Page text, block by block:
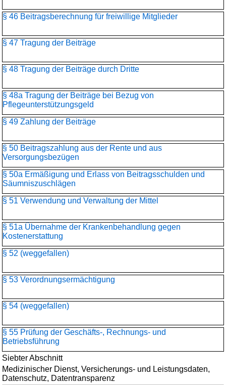
§ 46 Beitragsberechnung für freiwillige Mitglieder
§ 47 Tragung der Beiträge
§ 48 Tragung der Beiträge durch Dritte
§ 48a Tragung der Beiträge bei Bezug von
Pflegeunterstützungsgeld
§ 49 Zahlung der Beiträge
§ 50 Beitragszahlung aus der Rente und aus
Versorgungsbezügen
§ 50a Ermäßigung und Erlass von Beitragsschulden und
Säumniszuschlägen
§ 51 Verwendung und Verwaltung der Mittel
§ 51a Übernahme der Krankenbehandlung gegen
Kostenerstattung
§ 52 (weggefallen)
§ 53 Verordnungsermächtigung
§ 54 (weggefallen)
§ 55 Prüfung der Geschäfts-, Rechnungs- und
Betriebsführung
Siebter Abschnitt
Medizinischer Dienst, Versicherungs- und Leistungsdaten,
Datenschutz, Datentransparenz